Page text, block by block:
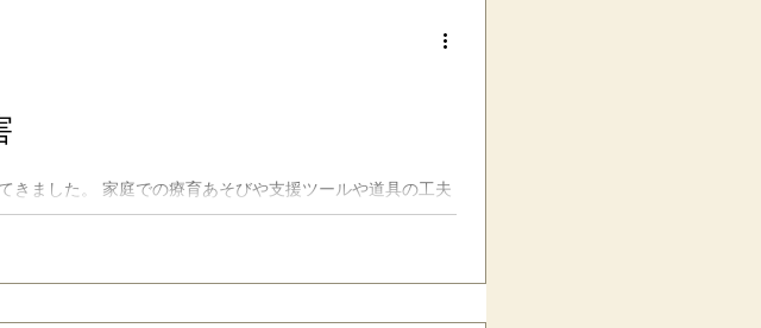
も、支援ツールがなくても、声かけや行動で、子どもを
に書かれていることは、誰もが知ってそうな、一見当たり
きました。 家庭での療育あそびや支援ツールや道具の工夫
しつつ、できる範囲で楽しめる範囲でやってきて、それな